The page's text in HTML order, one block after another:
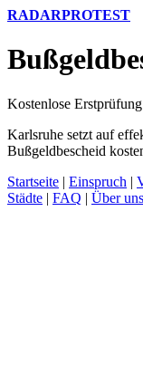
RADARPROTEST
Kostenlose Erstprüfung
Karlsruhe setzt auf
Bußgeldbescheid
Startseite | Einspruch |
Städte | FAQ | Über uns